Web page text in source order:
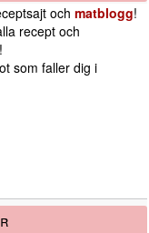
och matblogg!
recept och
som faller dig i